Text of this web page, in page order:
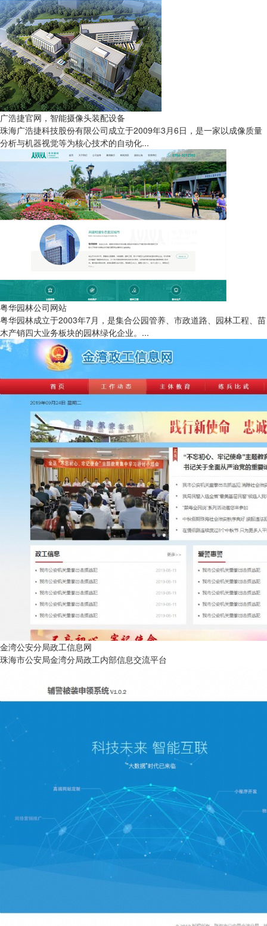
广浩捷官网，智能摄像头装配设备
珠海广浩捷科技股份有限公司成立于2009年3月6日，是一家以成像质量
分析与机器视觉等为核心技术的自动化...
粤华园林公司网站
粤华园林成立于2003年7月，是集合公园管养、市政道路、园林工程、苗
木产销四大业务板块的园林绿化企业。...
金湾公安分局政工信息网
珠海市公安局金湾分局政工内部信息交流平台